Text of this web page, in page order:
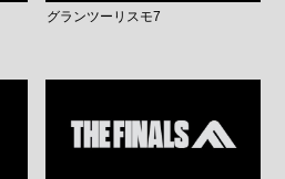
グランツーリスモ7